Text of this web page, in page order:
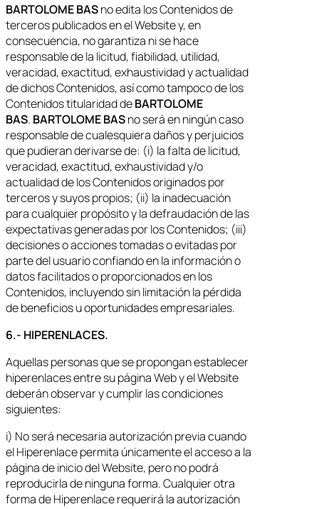
BARTOLOME BASno edita los Contenidos de
terceros publicados en el Website y, en
consecuencia, no garantiza ni se hace
responsable de la licitud, fiabilidad, utilidad,
veracidad, exactitud, exhaustividad y actualidad
de dichos Contenidos, así como tampoco de los
Contenidos titularidad deBARTOLOME
BAS. BARTOLOME BASno será en ningún caso
responsable de cualesquiera daños y perjuicios
que pudieran derivarse de: (i) la falta de licitud,
veracidad, exactitud, exhaustividad y/o
actualidad de los Contenidos originados por
terceros y suyos propios; (ii) la inadecuación
para cualquier propósito y la defraudación de las
expectativas generadas por los Contenidos; (iii)
decisiones o acciones tomadas o evitadas por
parte del usuario confiando en la información o
datos facilitados o proporcionados en los
Contenidos, incluyendo sin limitación la pérdida
de beneficios u oportunidades empresariales.
6.- HIPERENLACES.
Aquellas personas que se propongan establecer
hiperenlaces entre su página Web y el Website
deberán observar y cumplir las condiciones
siguientes:
i) No será necesaria autorización previa cuando
el Hiperenlace permita únicamente el acceso a la
página de inicio del Website, pero no podrá
reproducirla de ninguna forma. Cualquier otra
forma de Hiperenlace requerirá la autorización